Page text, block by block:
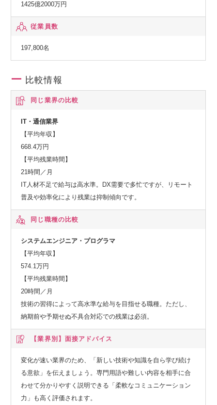
1425億2000万円
従業員数
197,800名
比較情報
同じ業界の比較
IT・通信業界
【平均年収】
668.4万円
【平均残業時間】
21時間／月
IT人材不足で給与は高水準。DX需要で多忙ですが、リモート
普及や効率化により残業は抑制傾向です。
同じ職種の比較
システムエンジニア・プログラマ
【平均年収】
574.1万円
【平均残業時間】
20時間／月
技術の習得によって高水準な給与を目指せる職種。ただし、
納期前や予期せぬ不具合対応での残業は必須。
【業界別】 面接アドバイス
変化が速い業界のため、「新しい技術や知識を自ら学び続け
る意欲」を伝えましょう。専門用語や難しい内容を相手に合
わせて分かりやすく説明できる「柔軟なコミュニケーション
力」も高く評価されます。